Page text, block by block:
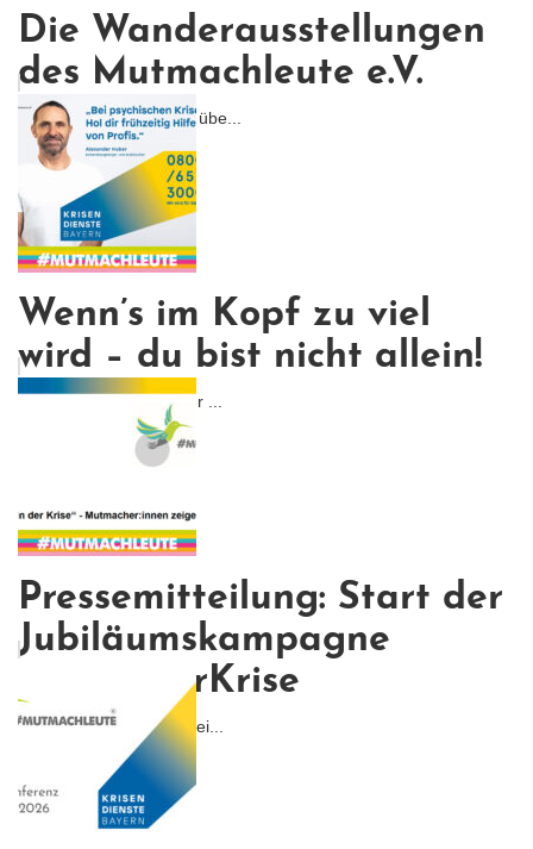
Die Wanderausstellungen
des Mutmachleute e.V.
Umfassender Überblick übe...
Wenn’s im Kopf zu viel
wird – du bist nicht allein!
Irgendwann ist da dieser ...
Pressemitteilung: Start der
Jubiläumskampagne
#MutinderKrise
Wir starten die bayernwei...